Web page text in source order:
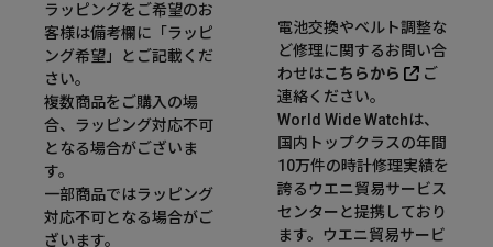
ラッピングをご希望のお
客様は備考欄に「ラッピ
ング希望」とご記載くだ
さい。
複数商品をご購入の場
合、ラッピング対応不可
となる場合がございま
す。
一部商品ではラッピング
対応不可となる場合がご
ざいます。
電池交換やベルト調整な
ど修理に関するお問い合
わせはこちらから
ご
連絡ください。
World Wide Watchは、
国内トップクラスの年間
10万件の時計修理実績を
誇るウエニ貿易サービス
センターと提携しており
ます。ウエニ貿易サービ